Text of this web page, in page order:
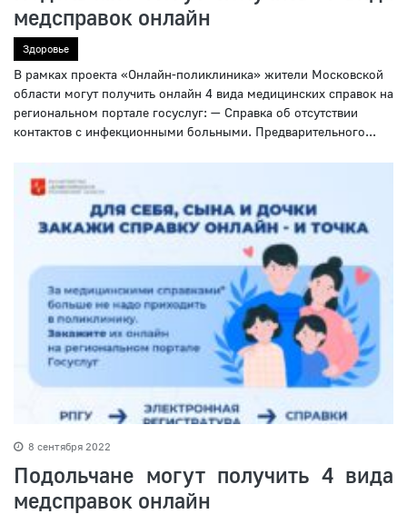
медсправок онлайн
Здоровье
В рамках проекта «Онлайн-поликлиника» жители Московской
области могут получить онлайн 4 вида медицинских справок на
региональном портале госуслуг: — Справка об отсутствии
контактов с инфекционными больными. Предварительного...
8 сентября 2022
Подольчане могут получить 4 вида
медсправок онлайн